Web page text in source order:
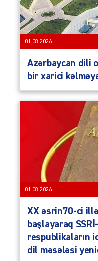
01.08.2026
Azərbaycan dili
bir xarici
01.08.2026
XX əsrin70-ci
başlayaraq
respublikaların
dil məsələsi